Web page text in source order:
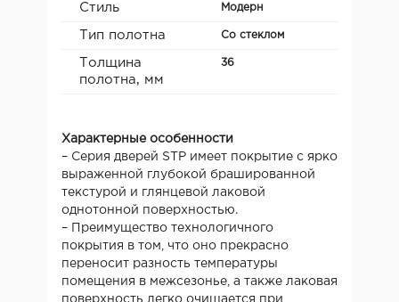
Стиль Модерн
Тип полотна Со стеклом
Толщина
полотна, мм
36
Характерные особенности
– Серия дверей STP имеет покрытие с ярко
выраженной глубокой брашированной
текстурой и глянцевой лаковой
однотонной поверхностью.
– Преимущество технологичного
покрытия в том, что оно прекрасно
переносит разность температуры
помещения в межсезонье, а также лаковая
поверхность легко очищается при